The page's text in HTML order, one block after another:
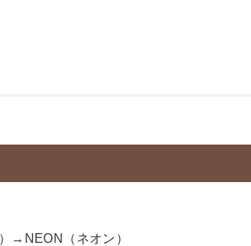
→NEON（ネオン）